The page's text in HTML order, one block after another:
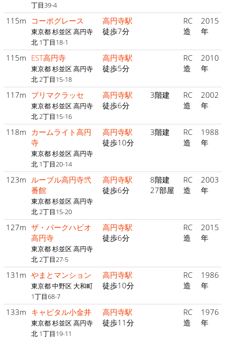
丁目39-4
115m コーポグレース
東京都 杉並区 高円寺
北 1丁目18-1
高円寺駅
徒歩7分
RC
造
2015
年
115m EST高円寺
東京都 杉並区 高円寺
北 2丁目15-18
高円寺駅
徒歩5分
RC
造
2010
年
117m プリマクラッセ
東京都 杉並区 高円寺
北 2丁目15-16
高円寺駅
徒歩6分
3階建
RC
造
2002
年
118m
カームライト高円
寺
東京都 杉並区 高円寺
北 1丁目20-14
高円寺駅
徒歩10分
3階建
RC
造
1988
年
123m ルーブル高円寺弐
番館
東京都 杉並区 高円寺
北 2丁目15-20
高円寺駅
徒歩6分
8階建
27部屋
RC
造
2003
年
127m ザ・パークハビオ
高円寺
東京都 杉並区 高円寺
北 2丁目27-5
高円寺駅
徒歩6分
RC
造
2015
年
131m やまとマンション
東京都 中野区 大和町
1丁目68-7
高円寺駅
徒歩10分
RC
造
1986
年
133m キャピタル小金井
東京都 杉並区 高円寺
北 1丁目19-11
高円寺駅
徒歩11分
RC
造
1976
年